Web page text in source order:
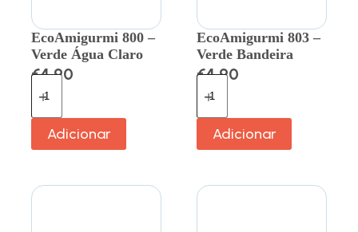
EcoAmigurmi 800 –
Verde Água Claro
€4.90
Adicionar
EcoAmigurmi 803 –
Verde Bandeira
€4.90
Adicionar